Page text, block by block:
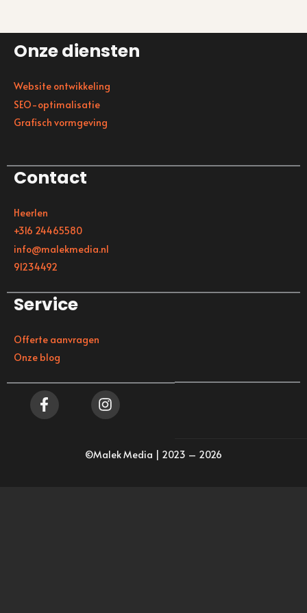
Onze diensten
Website ontwikkeling
SEO-optimalisatie
Grafisch vormgeving
Contact
Heerlen
+316 24465580
info@malekmedia.nl
91234492
Service
Offerte aanvragen
Onze blog
©Malek Media | 2023 – 2026